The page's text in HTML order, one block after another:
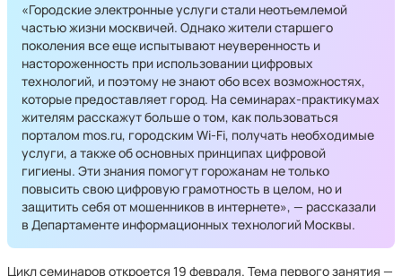
«Городские электронные услуги стали неотъемлемой
частью жизни москвичей. Однако жители старшего
поколения все еще испытывают неуверенность и
настороженность при использовании цифровых
технологий, и поэтому не знают обо всех возможностях,
которые предоставляет город. На семинарах-практикумах
жителям расскажут больше о том, как пользоваться
порталом mos.ru, городским Wi-Fi, получать необходимые
услуги, а также об основных принципах цифровой
гигиены. Эти знания помогут горожанам не только
повысить свою цифровую грамотность в целом, но и
защитить себя от мошенников в интернете», — рассказали
в Департаменте информационных технологий Москвы.
Цикл семинаров откроется 19 февраля. Тема первого занятия —